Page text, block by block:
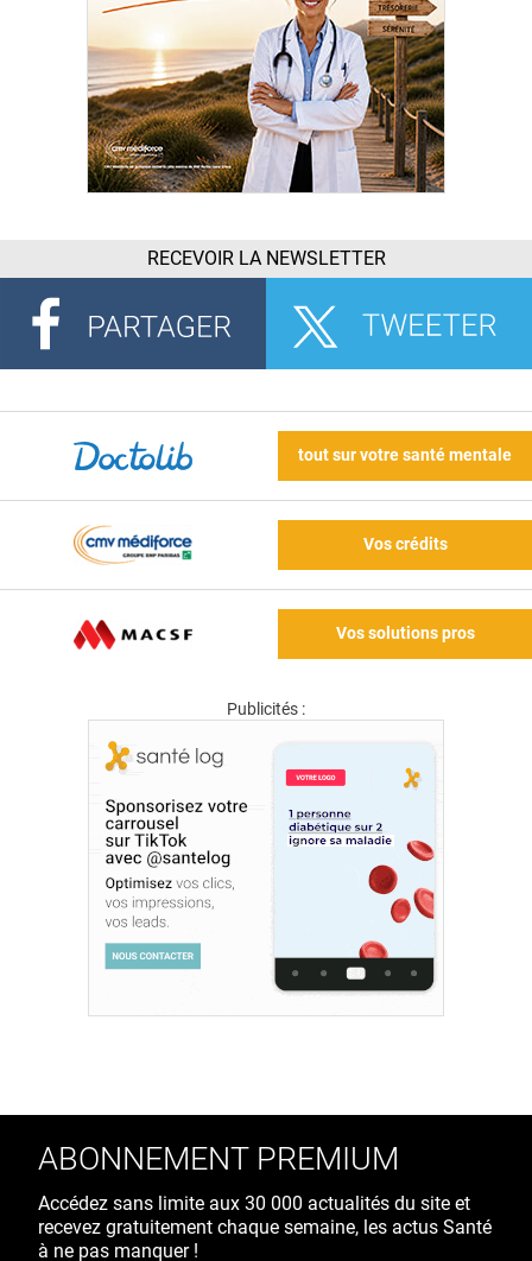
RECEVOIR LA NEWSLETTER
tout sur votre santé mentale
Vos crédits
Vos solutions pros
Publicités :
ABONNEMENT PREMIUM
Accédez sans limite aux 30 000 actualités du site et
recevez gratuitement chaque semaine, les actus Santé
à ne pas manquer !